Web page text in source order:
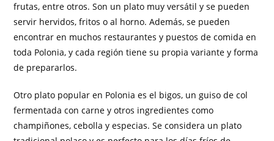
frutas, entre otros. Son un plato muy versátil y se pueden
servir hervidos, fritos o al horno. Además, se pueden
encontrar en muchos restaurantes y puestos de comida en
toda Polonia, y cada región tiene su propia variante y forma
de prepararlos.
Otro plato popular en Polonia es el bigos, un guiso de col
fermentada con carne y otros ingredientes como
champiñones, cebolla y especias. Se considera un plato